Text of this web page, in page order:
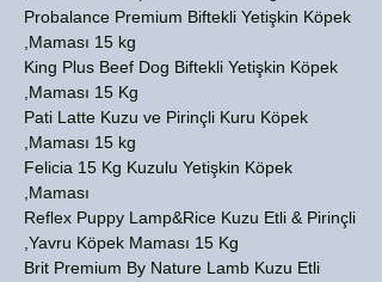
Probalance Premium Biftekli Yetişkin Köpek
Maması 15 kg,
King Plus Beef Dog Biftekli Yetişkin Köpek
Maması 15 Kg,
Pati Latte Kuzu ve Pirinçli Kuru Köpek
Maması 15 kg,
Felicia 15 Kg Kuzulu Yetişkin Köpek
Maması,
Reflex Puppy Lamp&Rice Kuzu Etli & Pirinçli
Yavru Köpek Maması 15 Kg,
Brit Premium By Nature Lamb Kuzu Etli